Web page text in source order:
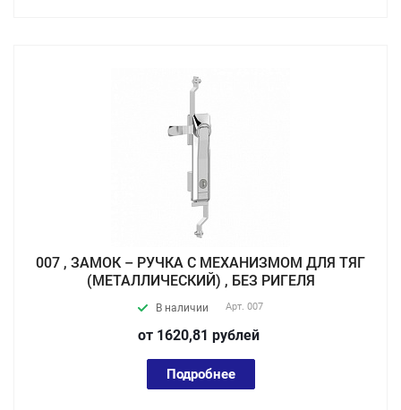
007 , ЗАМОК – РУЧКА С МЕХАНИЗМОМ ДЛЯ ТЯГ
(МЕТАЛЛИЧЕСКИЙ) , БЕЗ РИГЕЛЯ
В наличии Арт. 007
от 1620,81 рублей
Подробнее